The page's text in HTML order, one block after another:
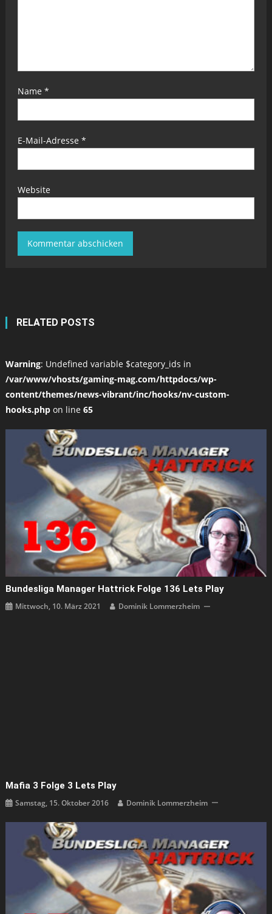
Name *
E-Mail-Adresse *
Website
RELATED POSTS
Warning: Undefined variable $category_ids in
/var/www/vhosts/gaming-mag.com/httpdocs/wp-
content/themes/news-vibrant/inc/hooks/nv-custom-
hooks.phpon line 65
Bundesliga Manager Hattrick Folge 136 Lets Play
Mittwoch, 10. März 2021 Dominik Lommerzheim
Bundesliga Manager Hattrick Folge 15 Lets Play
Sonntag, 6. Oktober 2019 Dominik Lommerzheim
BITTE UNTERSTÜTZE UNS ♥